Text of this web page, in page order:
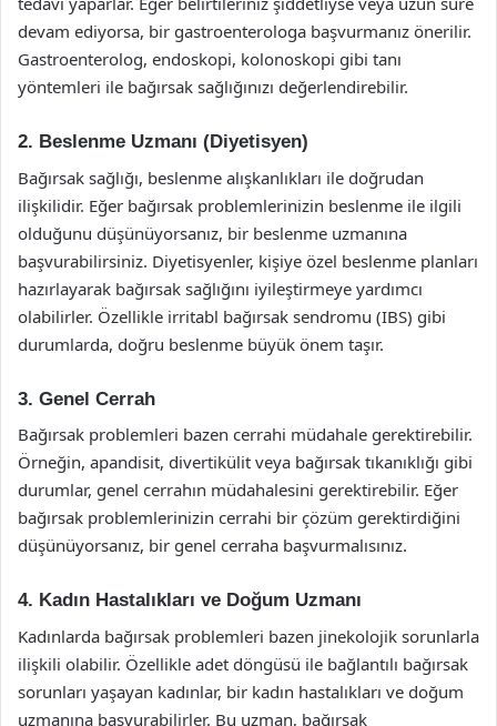
devam ediyorsa, bir gastroenterologa başvurmanız önerilir.
Gastroenterolog, endoskopi, kolonoskopi gibi tanı
yöntemleri ile bağırsak sağlığınızı değerlendirebilir.
2. Beslenme Uzmanı (Diyetisyen)
Bağırsak sağlığı, beslenme alışkanlıkları ile doğrudan
ilişkilidir. Eğer bağırsak problemlerinizin beslenme ile ilgili
olduğunu düşünüyorsanız, bir beslenme uzmanına
başvurabilirsiniz. Diyetisyenler, kişiye özel beslenme planları
hazırlayarak bağırsak sağlığını iyileştirmeye yardımcı
olabilirler. Özellikle irritabl bağırsak sendromu (IBS) gibi
durumlarda, doğru beslenme büyük önem taşır.
3. Genel Cerrah
Bağırsak problemleri bazen cerrahi müdahale gerektirebilir.
Örneğin, apandisit, divertikülit veya bağırsak tıkanıklığı gibi
durumlar, genel cerrahın müdahalesini gerektirebilir. Eğer
bağırsak problemlerinizin cerrahi bir çözüm gerektirdiğini
düşünüyorsanız, bir genel cerraha başvurmalısınız.
4. Kadın Hastalıkları ve Doğum Uzmanı
Kadınlarda bağırsak problemleri bazen jinekolojik sorunlarla
ilişkili olabilir. Özellikle adet döngüsü ile bağlantılı bağırsak
sorunları yaşayan kadınlar, bir kadın hastalıkları ve doğum
uzmanına başvurabilirler. Bu uzman, bağırsak